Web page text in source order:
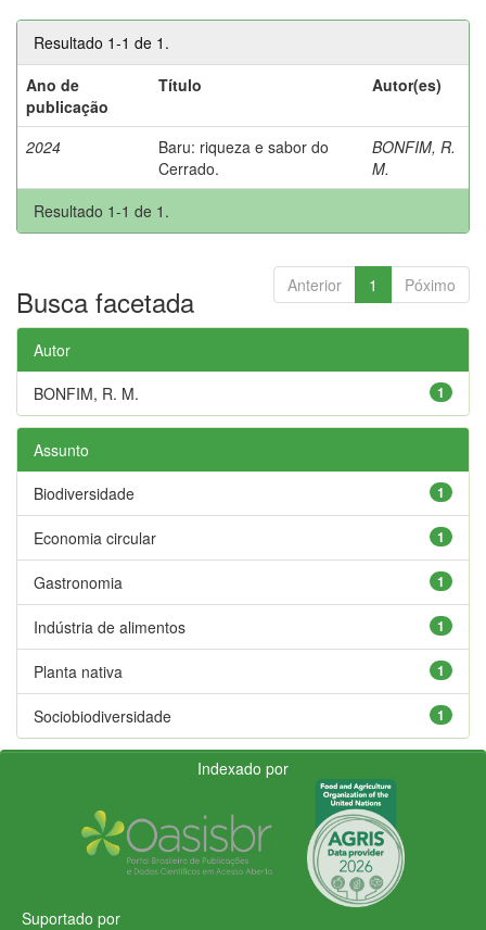
Resultado 1-1 de 1.
Ano de
publicação
Título Autor(es)
2024
Baru: riqueza e sabor do
Cerrado.
BONFIM, R.
M.
Resultado 1-1 de 1.
Anterior 1 Póximo
Busca facetada
Autor
1
BONFIM, R. M.
Assunto
1
Biodiversidade
1
Economia circular
1
Gastronomia
1
Indústria de alimentos
1
Planta nativa
1
Sociobiodiversidade
Indexado por
Suportado por